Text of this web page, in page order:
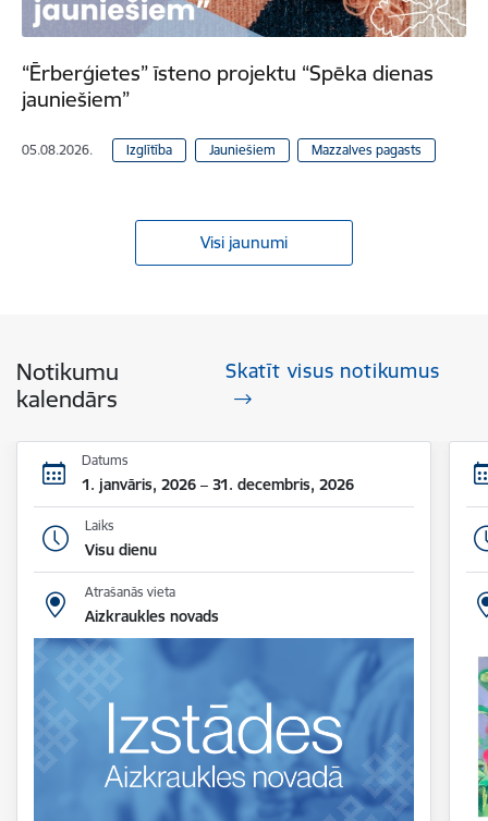
“Ērberģietes” īsteno projektu “Spēka dienas
jauniešiem”
05.08.2026. Izglītība Jauniešiem Mazzalves pagasts
Visi jaunumi
Notikumu
kalendārs
Skatīt visus notikumus
Datums
1. janvāris, 2026 – 31. decembris, 2026
Laiks
Visu dienu
Atrašanās vieta
Aizkraukles novads